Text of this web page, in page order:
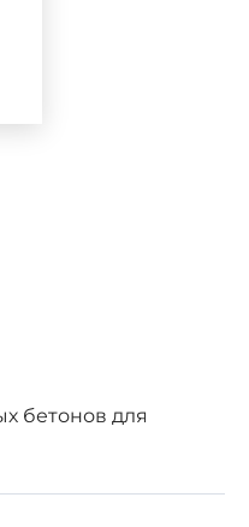
бетонов для